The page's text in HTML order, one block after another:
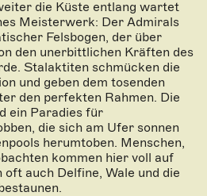
die Küste entlang wartet
Meisterwerk: Der Admirals
Felsbogen, der über
den unerbittlichen Kräften des
Stalaktiten schmücken die
und geben dem tosenden
den perfekten Rahmen. Die
ein Paradies für
die sich am Ufer sonnen
herumtoben. Menschen,
kommen hier voll auf
oft auch Delfine, Wale und die